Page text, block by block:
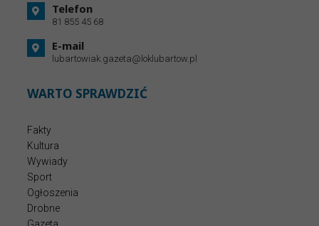
Telefon
81 855 45 68
E-mail
lubartowiak.gazeta@loklubartow.pl
WARTO SPRAWDZIĆ
Fakty
Kultura
Wywiady
Sport
Ogłoszenia
Drobne
Gazeta